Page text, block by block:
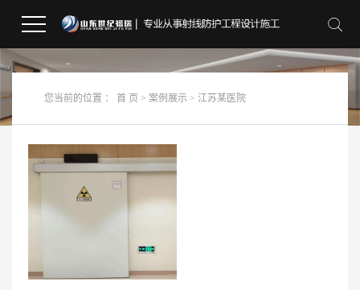
您当前的位置 ： 首 页 > 案例展示 > 江苏某医院